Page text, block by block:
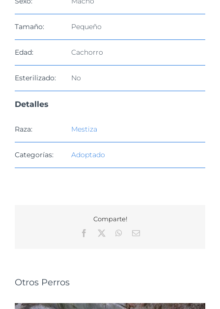
Tamaño: Pequeño
Edad: Cachorro
Esterilizado: No
Detalles
Raza: Mestiza
Categorías: Adoptado
Comparte!
Facebook
WhatsApp
Correo
Otros Perros